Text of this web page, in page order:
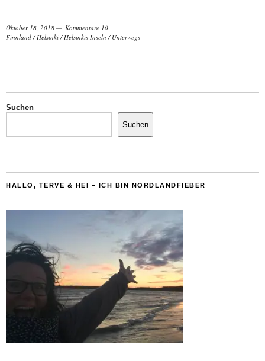
Oktober 18, 2018
Kommentare 10
Finnland / Helsinki / Helsinkis Inseln / Unterwegs
Suchen
Suchen
HALLO, TERVE & HEI – ICH BIN NORDLANDFIEBER